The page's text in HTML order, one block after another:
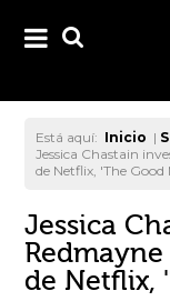
Está aquí: Inicio |
Jessica Chastain
de Netflix, 'The Good
Jessica
de Netflix,